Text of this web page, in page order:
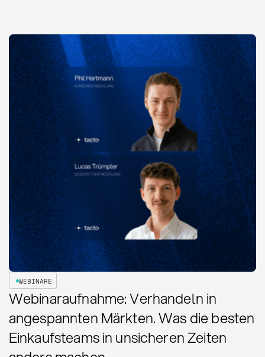
WEBINARE
Webinaraufnahme: Verhandeln in
angespannten Märkten. Was die besten
Einkaufsteams in unsicheren Zeiten